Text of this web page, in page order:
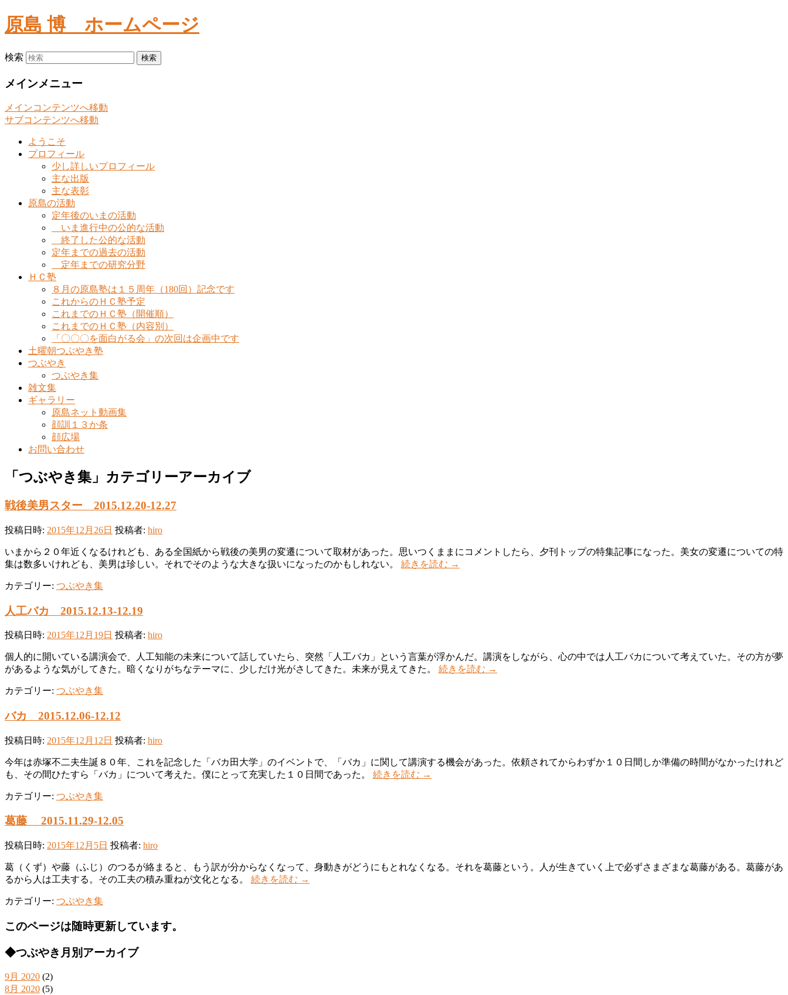
原島 博 ホームページ
検索
メインメニュー
メインコンテンツへ移動
サブコンテンツへ移動
ようこそ
プロフィール
少し詳しいプロフィール
主な出版
主な表彰
原島の活動
定年後のいまの活動
いま進行中の公的な活動
終了した公的な活動
定年までの過去の活動
定年までの研究分野
ＨＣ塾
８月の原島塾は１５周年（180回）記念です
これからのＨＣ塾予定
これまでのＨＣ塾（開催順）
これまでのＨＣ塾（内容別）
「〇〇〇を面白がる会」の次回は企画中です
土曜朝つぶやき塾
つぶやき
つぶやき集
雑文集
ギャラリー
原島ネット動画集
顔訓１３か条
顔広場
お問い合わせ
「 つぶやき集 」カテゴリーアーカイブ
戦後美男スター 2015.12.20-12.27
投稿日時: 2015年12月26日 投稿者: hiro
いまから２０年近くなるけれども、ある全国紙から戦後の美男の変遷について取材があった。思いつくままにコメントしたら、夕刊トップの特集記事になった。美女の変遷についての特
集は数多いけれども、美男は珍しい。それでそのような大きな扱いになったのかもしれない。 続きを読む →
カテゴリー: つぶやき集
人工バカ 2015.12.13-12.19
投稿日時: 2015年12月19日 投稿者: hiro
個人的に開いている講演会で、人工知能の未来について話していたら、突然「人工バカ」という言葉が浮かんだ。講演をしながら、心の中では人工バカについて考えていた。その方が夢
があるような気がしてきた。暗くなりがちなテーマに、少しだけ光がさしてきた。未来が見えてきた。 続きを読む →
カテゴリー: つぶやき集
バカ 2015.12.06-12.12
投稿日時: 2015年12月12日 投稿者: hiro
今年は赤塚不二夫生誕８０年、これを記念した「バカ田大学」のイベントで、「バカ」に関して講演する機会があった。依頼されてからわずか１０日間しか準備の時間がなかったけれど
も、その間ひたすら「バカ」について考えた。僕にとって充実した１０日間であった。 続きを読む →
カテゴリー: つぶやき集
葛藤 2015.11.29-12.05
投稿日時: 2015年12月5日 投稿者: hiro
葛（くず）や藤（ふじ）のつるが絡まると、もう訳が分からなくなって、身動きがどうにもとれなくなる。それを葛藤という。人が生きていく上で必ずさまざまな葛藤がある。葛藤があ
るから人は工夫する。その工夫の積み重ねが文化となる。 続きを読む →
カテゴリー: つぶやき集
このページは随時更新しています。
◆つぶやき月別アーカイブ
9月 2020 (2)
8月 2020 (5)